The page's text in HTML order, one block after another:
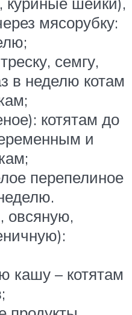
мясорубку:
семгу,
в неделю котам
котятам до
и
перепелиное
овсяную,
кашу – котятам